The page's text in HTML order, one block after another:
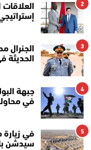
2
3
الجنرال
الحديثة
4
جبهة
في
5
في
سيدشن